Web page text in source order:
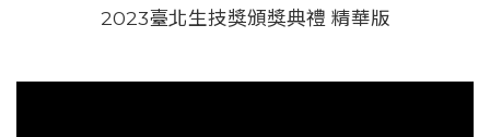
2023臺北生技獎頒獎典禮 精華版